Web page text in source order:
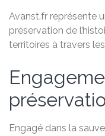
Avanst.fr représente
préservation de
territoires à travers
Engagé dans la